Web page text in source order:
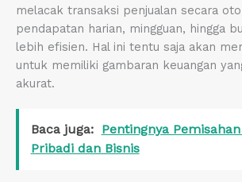
melacak transaksi penjualan secara
pendapatan harian, mingguan, hingga
lebih efisien. Hal ini tentu saja akan
untuk memiliki gambaran keuangan
akurat.
Baca juga:
Pentingnya
Pribadi dan Bisnis